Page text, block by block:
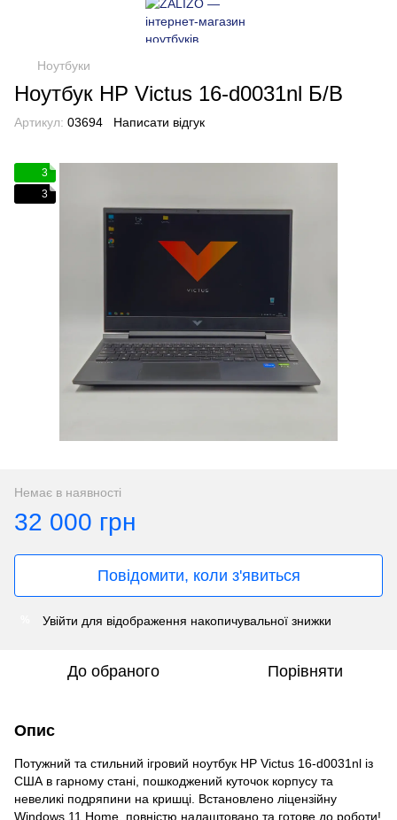
Ноутбуки
Ноутбук HP Victus 16-d0031nl Б/В
Артикул: 03694 Написати відгук
3
3
Немає в наявності
32 000 грн
Повідомити, коли з'явиться
Увійти для відображення накопичувальної знижки
До обраного Порівняти
Опис
Потужний та стильний ігровий ноутбук HP Victus 16-d0031nl із
США в гарному стані, пошкоджений куточок корпусу та
невеликі подряпини на кришці. Встановлено ліцензійну
Windows 11 Home, повністю налаштовано та готове до роботи!